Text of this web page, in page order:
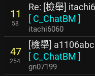
11
58
Re: [檢舉]
[ C_ChatBM ]
itachi6060
47
254
[檢舉] a1106abc
[ C_ChatBM ]
gn07199